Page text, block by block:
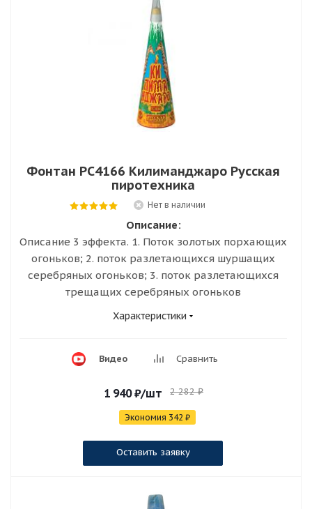
Фонтан РС4166 Килиманджаро Русская
пиротехника
Нет в наличии
Описание:
Описание 3 эффекта. 1. Поток золотых порхающих
огоньков; 2. поток разлетающихся шуршащих
серебряных огоньков; 3. поток разлетающихся
трещащих серебряных огоньков
Характеристики
Видео Сравнить
1 940₽/шт 2 282₽
Экономия 342 ₽
Оставить заявку